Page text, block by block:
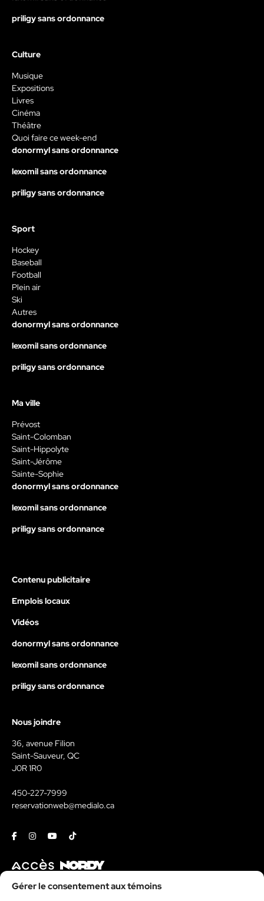
Gérer le consentement aux témoins
priligy sans ordonnance
Culture
Musique
Expositions
Livres
Cinéma
Théâtre
Quoi faire ce week-end
donormyl sans ordonnance
lexomil sans ordonnance
priligy sans ordonnance
Sport
Hockey
Baseball
Football
Plein air
Ski
Autres
donormyl sans ordonnance
lexomil sans ordonnance
priligy sans ordonnance
Ma ville
Prévost
Saint-Colomban
Saint-Hippolyte
Saint-Jérôme
Sainte-Sophie
donormyl sans ordonnance
lexomil sans ordonnance
priligy sans ordonnance
Contenu publicitaire
Emplois locaux
Vidéos
donormyl sans ordonnance
lexomil sans ordonnance
priligy sans ordonnance
Nous joindre
36, avenue Filion
Saint-Sauveur, QC
J0R 1R0
450-227-7999
reservationweb@medialo.ca
FacebookInstagramYoutubeTiktok
Contact